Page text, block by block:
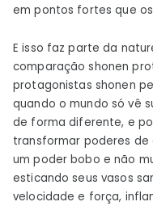
em pontos fortes que
E isso faz parte da
comparação shonen
protagonistas shonen
quando o mundo só vê
de forma diferente, e
transformar poderes
um poder bobo e não
esticando seus vasos
velocidade e força,